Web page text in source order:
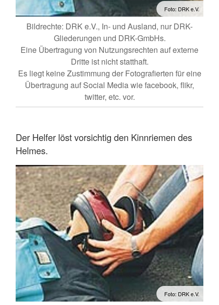
Foto: DRK e.V.
Bildrechte: DRK e.V., In- und Ausland, nur DRK-
Gliederungen und DRK-GmbHs.
Eine Übertragung von Nutzungsrechten auf externe
Dritte ist nicht statthaft.
Es liegt keine Zustimmung der Fotografierten für eine
Übertragung auf Social Media wie facebook, flikr,
twitter, etc. vor.
Der Helfer löst vorsichtig den Kinnriemen des
Helmes.
Foto: DRK e.V.